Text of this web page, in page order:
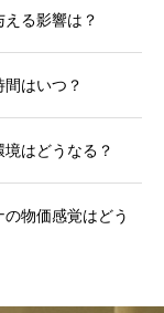
る影響は？
はいつ？
はどうなる？
物価感覚はどう